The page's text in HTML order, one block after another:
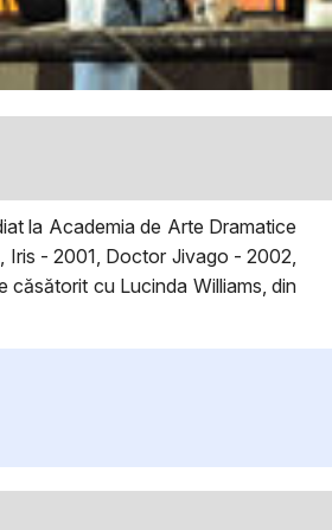
la Academia de Arte Dramatice
- 2001, Doctor Jivago - 2002,
căsătorit cu Lucinda Williams, din